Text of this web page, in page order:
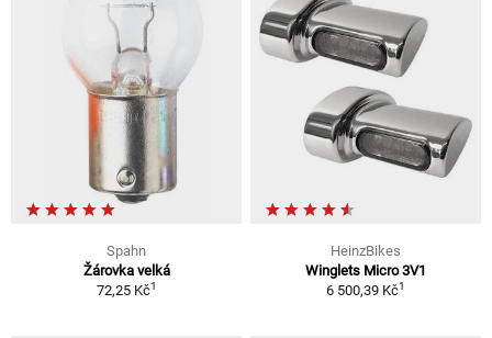
Spahn
Žárovka velká
72,25 Kč1
HeinzBikes
Winglets Micro 3V1
6 500,39 Kč1